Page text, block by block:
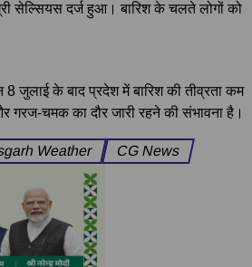
सेल्सियस दर्ज हुआ। बारिश के चलते लोगों को
जुलाई के बाद प्रदेश में बारिश की तीव्रता कम
चमक का दौर जारी रहने की संभावना है।
Weather CG News